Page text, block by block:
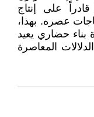
على إنتاج
عصره. بهذا،
بناء حضاري يعيد
المعاصرة